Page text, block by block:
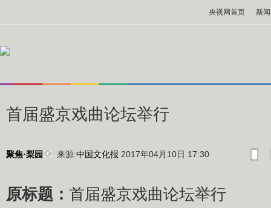
央视网首页 新闻
首届盛京戏曲论坛举行
聚焦·梨园 来源:中国文化报 2017年04月10日 17:30
原标题： 首届盛京戏曲论坛举行